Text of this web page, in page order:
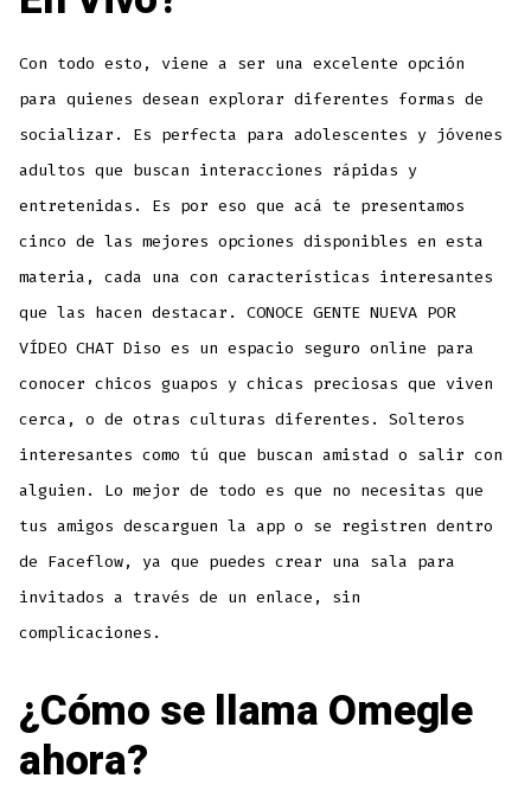
Con todo esto, viene a ser una excelente opción
para quienes desean explorar diferentes formas de
socializar. Es perfecta para adolescentes y jóvenes
adultos que buscan interacciones rápidas y
entretenidas. Es por eso que acá te presentamos
cinco de las mejores opciones disponibles en esta
materia, cada una con características interesantes
que las hacen destacar. CONOCE GENTE NUEVA POR
VÍDEO CHAT Diso es un espacio seguro online para
conocer chicos guapos y chicas preciosas que viven
cerca, o de otras culturas diferentes. Solteros
interesantes como tú que buscan amistad o salir con
alguien. Lo mejor de todo es que no necesitas que
tus amigos descarguen la app o se registren dentro
de Faceflow, ya que puedes crear una sala para
invitados a través de un enlace, sin
complicaciones.
¿Cómo se llama Omegle
ahora?